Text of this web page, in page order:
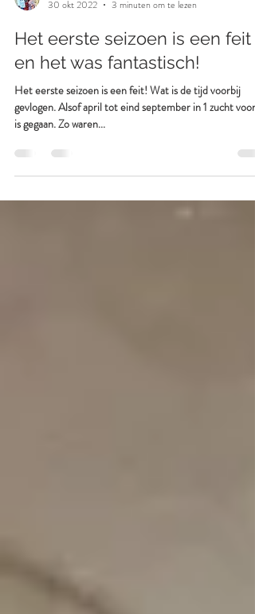
Domaine Savoir Vivre
30 okt 2022
3 minuten om te lezen
Het eerste seizoen is een feit
en het was fantastisch!
gevlogen. Alsof april tot eind september in 1 zucht
is gegaan. Zo waren...